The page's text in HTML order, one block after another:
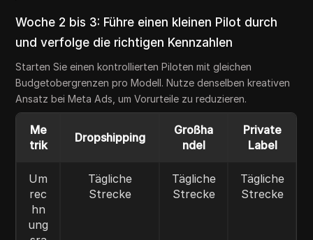
Woche 2 bis 3: Führe einen kleinen Pilot durch
und verfolge die richtigen Kennzahlen
Starten Sie einen kontrollierten Piloten mit gleichen
Budgetobergrenzen pro Modell. Nutze denselben kreativen
Ansatz bei Meta Ads, um Vorurteile zu reduzieren.
Me
trik
Dropshipping
Großha
ndel
Private
Label
Um
rec
hn
ung
Tägliche
Strecke
Tägliche
Strecke
Tägliche
Strecke